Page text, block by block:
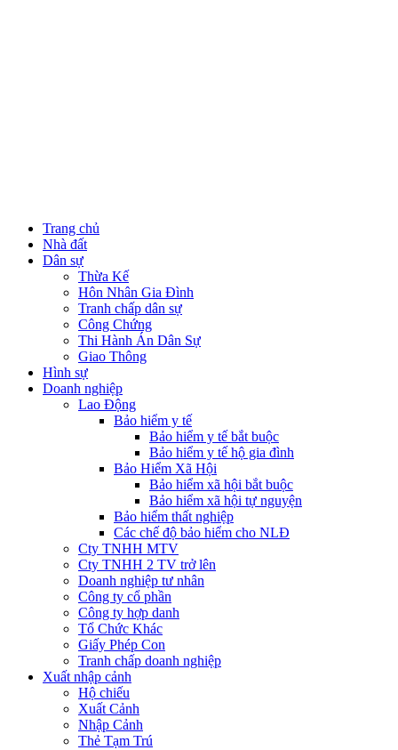
Trang chủ
Nhà đất
Dân sự
Thừa Kế
Hôn Nhân Gia Đình
Tranh chấp dân sự
Công Chứng
Thi Hành Án Dân Sự
Giao Thông
Hình sự
Doanh nghiệp
Lao Động
Bảo hiểm y tế
Bảo hiểm y tế bắt buộc
Bảo hiểm y tế hộ gia đình
Bảo Hiểm Xã Hội
Bảo hiểm xã hội bắt buộc
Bảo hiểm xã hội tự nguyện
Bảo hiểm thất nghiệp
Các chế độ bảo hiểm cho NLĐ
Cty TNHH MTV
Cty TNHH 2 TV trở lên
Doanh nghiệp tư nhân
Công ty cổ phần
Công ty hợp danh
Tổ Chức Khác
Giấy Phép Con
Tranh chấp doanh nghiệp
Xuất nhập cảnh
Hộ chiếu
Xuất Cảnh
Nhập Cảnh
Thẻ Tạm Trú